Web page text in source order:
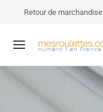
Retour de marchandise